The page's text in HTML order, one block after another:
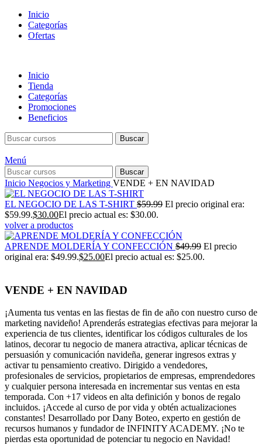
Inicio
Categorías
Ofertas
Inicio
Tienda
Categorías
Promociones
Beneficios
Buscar
Menú
Buscar
Inicio Negocios y Marketing VENDE + EN NAVIDAD
EL NEGOCIO DE LAS T-SHIRT $59.99 El precio original era:
$59.99.$30.00El precio actual es: $30.00.
volver a productos
APRENDE MOLDERÍA Y CONFECCIÓN $49.99 El precio
original era: $49.99.$25.00El precio actual es: $25.00.
VENDE + EN NAVIDAD
¡Aumenta tus ventas en las fiestas de fin de año con nuestro curso de
marketing navideño! Aprenderás estrategias efectivas para mejorar la
experiencia de tus clientes, identificar los códigos culturales de los
latinos, decorar tu negocio de manera atractiva, aplicar técnicas de
persuasión y comunicación navideña, generar ingresos extras y
activar tu pensamiento creativo. Dirigido a vendedores,
profesionales de servicios, propietarios de empresas, emprendedores
y cualquier persona interesada en incrementar sus ventas en esta
temporada. Con +17 videos en alta definición y bonos de regalo
incluidos. ¡Accede al curso de por vida y obtén actualizaciones
constantes! Desarrollado por Dany Boteo, experto en gestión de
recursos humanos y fundador de INFINITY ACADEMY. ¡No te
pierdas esta oportunidad de potenciar tu negocio en Navidad!